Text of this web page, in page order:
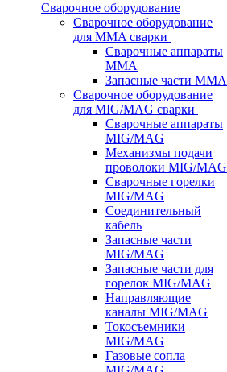
Сварочное оборудование
Сварочное оборудование
для MMA сварки
Сварочные аппараты
MMA
Запасные части MMA
Сварочное оборудование
для MIG/MAG сварки
Сварочные аппараты
MIG/MAG
Механизмы подачи
проволоки MIG/MAG
Сварочные горелки
MIG/MAG
Соединительный
кабель
Запасные части
MIG/MAG
Запасные части для
горелок MIG/MAG
Направляющие
каналы MIG/MAG
Токосъемники
MIG/MAG
Газовые сопла